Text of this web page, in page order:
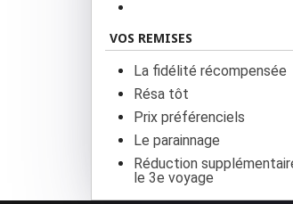
VOS REMISES
La fidélité récompensée
Résa tôt
Prix préférenciels
Le parainnage
Réduction
le 3e voyage